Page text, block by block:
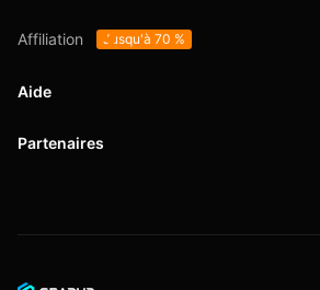
Affiliation Jusqu'à 70 %
Aide
Support
Partenaires